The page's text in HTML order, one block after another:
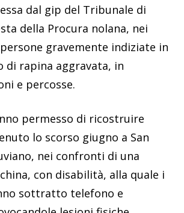
dal gip del Tribunale di
della Procura nolana, nei
gravemente indiziate in
di rapina aggravata, in
e percosse.
permesso di ricostruire
lo scorso giugno a San
nei confronti di una
con disabilità, alla quale i
sottratto telefono e